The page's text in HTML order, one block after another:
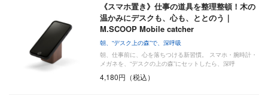
《スマホ置き》仕事の道具を整理整頓！木の
温かみにデスクも、心も、ととのう｜
M.SCOOP Mobile catcher
朝、“デスク上の森”で、深呼吸
朝、仕事前に、心を落ちつける新習慣。 スマホ・腕時計・
メガネを、“デスクの上の森”にセットしたら、深呼
4,180円（税込）